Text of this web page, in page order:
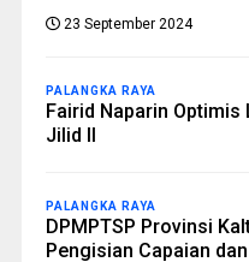
23 September 2024
PALANGKA RAYA
Fairid Naparin
Jilid II
PALANGKA RAYA
DPMPTSP Provinsi
Pengisian Capaian